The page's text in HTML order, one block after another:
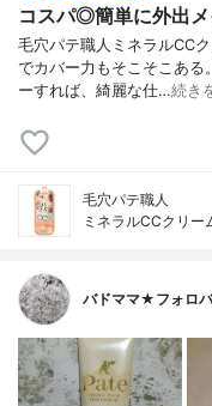
コスパ◎簡単に外出メ
毛穴パテ職人ミネラルCC
でカバー力もそこそこある
ーすれば、綺麗な仕…続き
毛穴パテ職人
ミネラルCCクリー
バドママ★フォロ